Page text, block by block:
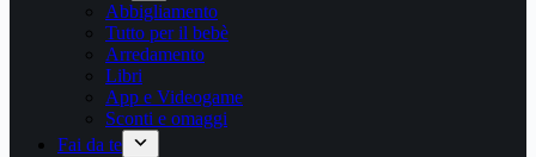
Abbigliamento
Tutto per il bebè
Arredamento
Libri
App e Videogame
Sconti e omaggi
Fai da te